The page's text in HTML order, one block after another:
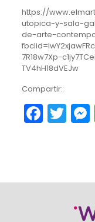
https://
utopica-y-sala-
de-arte-
7R18w7Xp-
TV4hH18dVEJw
Compartir: